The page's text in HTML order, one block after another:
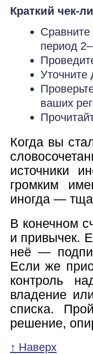
Краткий чек-
период
Уточните
ваших
Когда вы
источники
громким
иногда —
В конечном
и привычек.
неё —
Если же
контроль
владение
списка.
решение,
↑ Наверх